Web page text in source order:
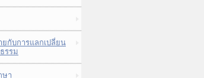
ยกับการแลกเปลี่ยน
รรม
ษา